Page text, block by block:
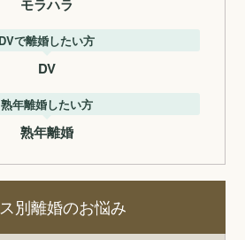
モラハラ
DVで離婚したい方
DV
熟年離婚したい方
熟年離婚
別離婚のお悩み